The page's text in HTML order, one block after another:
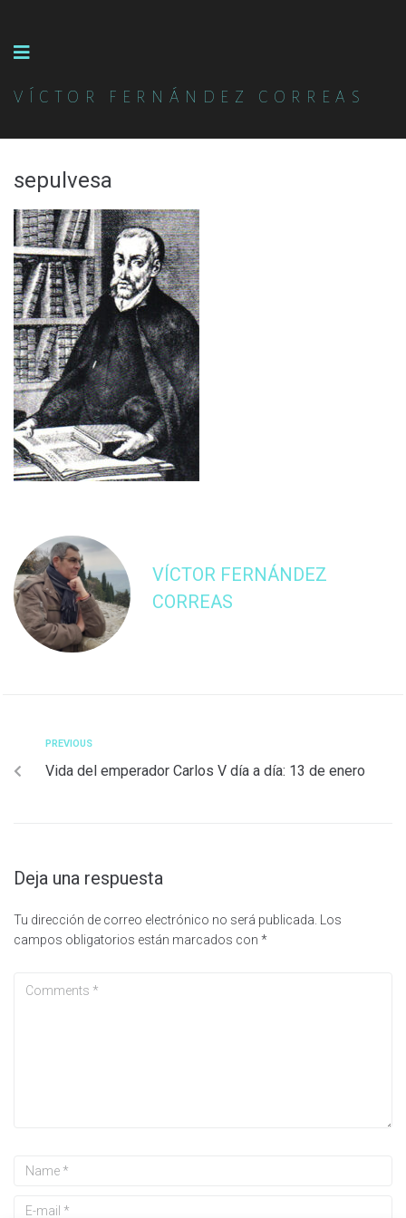
VÍCTOR FERNÁNDEZ CORREAS
sepulvesa
VÍCTOR FERNÁNDEZ
CORREAS
PREVIOUS
Vida del emperador Carlos V día a día: 13 de enero
Deja una respuesta
Tu dirección de correo electrónico no será publicada.
Los
campos obligatorios están marcados con *